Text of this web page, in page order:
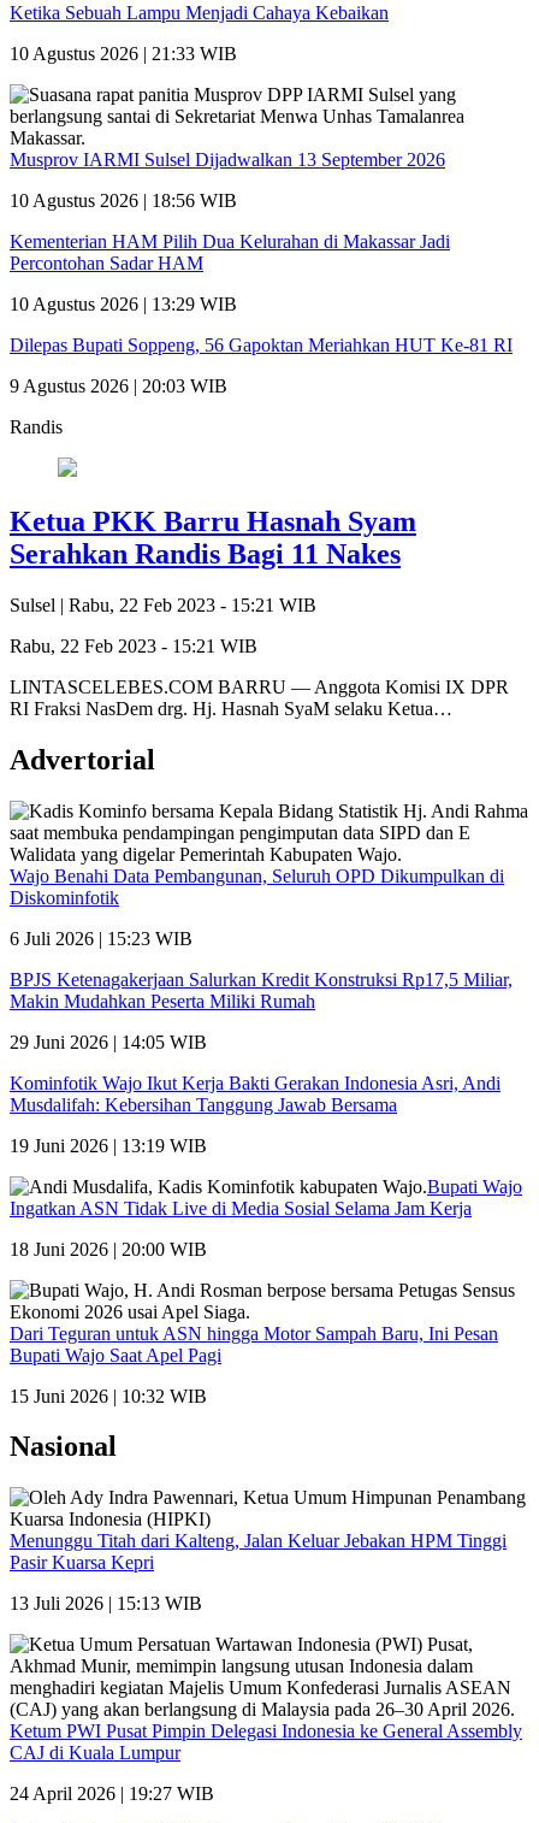
Ketika Sebuah Lampu Menjadi Cahaya Kebaikan
10 Agustus 2026 | 21:33 WIB
Musprov IARMI Sulsel Dijadwalkan 13 September 2026
10 Agustus 2026 | 18:56 WIB
Kementerian HAM Pilih Dua Kelurahan di Makassar Jadi
Percontohan Sadar HAM
10 Agustus 2026 | 13:29 WIB
Dilepas Bupati Soppeng, 56 Gapoktan Meriahkan HUT Ke-81 RI
9 Agustus 2026 | 20:03 WIB
Randis
Ketua PKK Barru Hasnah Syam
Serahkan Randis Bagi 11 Nakes
Sulsel | Rabu, 22 Feb 2023 - 15:21 WIB
Rabu, 22 Feb 2023 - 15:21 WIB
LINTASCELEBES.COM BARRU — Anggota Komisi IX DPR
RI Fraksi NasDem drg. Hj. Hasnah SyaM selaku Ketua…
Advertorial
Wajo Benahi Data Pembangunan, Seluruh OPD Dikumpulkan di
Diskominfotik
6 Juli 2026 | 15:23 WIB
BPJS Ketenagakerjaan Salurkan Kredit Konstruksi Rp17,5 Miliar,
Makin Mudahkan Peserta Miliki Rumah
29 Juni 2026 | 14:05 WIB
Kominfotik Wajo Ikut Kerja Bakti Gerakan Indonesia Asri, Andi
Musdalifah: Kebersihan Tanggung Jawab Bersama
19 Juni 2026 | 13:19 WIB
Bupati Wajo
Ingatkan ASN Tidak Live di Media Sosial Selama Jam Kerja
18 Juni 2026 | 20:00 WIB
Dari Teguran untuk ASN hingga Motor Sampah Baru, Ini Pesan
Bupati Wajo Saat Apel Pagi
15 Juni 2026 | 10:32 WIB
Nasional
Menunggu Titah dari Kalteng, Jalan Keluar Jebakan HPM Tinggi
Pasir Kuarsa Kepri
13 Juli 2026 | 15:13 WIB
Ketum PWI Pusat Pimpin Delegasi Indonesia ke General Assembly
CAJ di Kuala Lumpur
24 April 2026 | 19:27 WIB